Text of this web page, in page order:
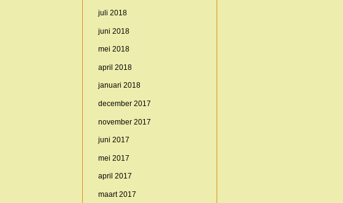
juli 2018
juni 2018
mei 2018
april 2018
januari 2018
december 2017
november 2017
juni 2017
mei 2017
april 2017
maart 2017